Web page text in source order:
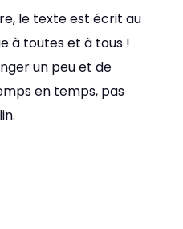
le texte est écrit au
à toutes et à tous !
un peu et de
en temps, pas